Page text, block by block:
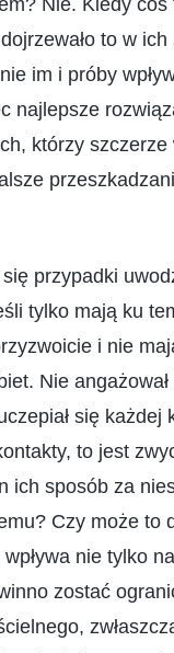
to w
im i próby
najlepsze
którzy
przypadki
tylko mają ku
i nie
Nie
się każdej
to jest
ich sposób za
Czy może to
nie tylko
zostać